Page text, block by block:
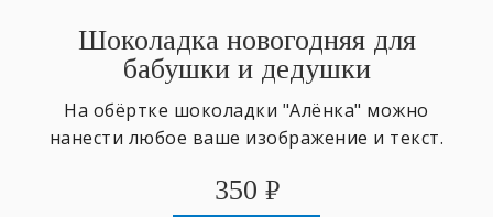
Шоколадка новогодняя для
бабушки и дедушки
На обёртке шоколадки "Алёнка" можно
нанести любое ваше изображение и текст.
350 ₽